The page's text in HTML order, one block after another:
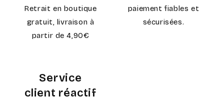
Retrait en boutique
gratuit, livraison à
partir de 4,90€
paiement fiables et
sécurisées.
Service
client réactif